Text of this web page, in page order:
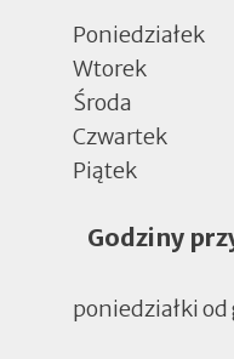
Poniedziałek
Wtorek
Środa
Czwartek
Piątek
Godziny
poniedziałki od